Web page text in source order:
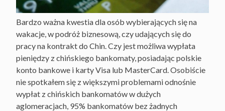
Bardzo ważna kwestia dla osób wybierających się na
wakacje, w podróż biznesową, czy udających się do
pracy na kontrakt do Chin. Czy jest możliwa wypłata
pieniędzy z chińskiego bankomaty, posiadając polskie
konto bankowe i karty Visa lub MasterCard. Osobiście
nie spotkałem się z większymi problemami odnośnie
wypłat z chińskich bankomatów w dużych
aglomeracjach, 95% bankomatów bez żadnych